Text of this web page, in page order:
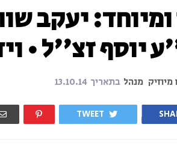
ומיוחד: יעקב
יוסף זצ''ל •
מנהל בתאריך 13.10.14
TWEET